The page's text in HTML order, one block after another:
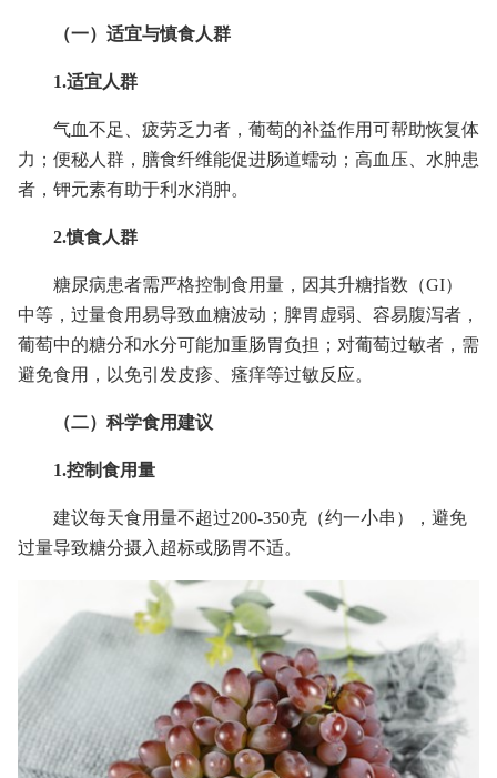
（一）适宜与慎食人群
1.适宜人群
气血不足、疲劳乏力者，葡萄的补益作用可帮助恢复体
力；便秘人群，膳食纤维能促进肠道蠕动；高血压、水肿患
者，钾元素有助于利水消肿。
2.慎食人群
糖尿病患者需严格控制食用量，因其升糖指数（GI）
中等，过量食用易导致血糖波动；脾胃虚弱、容易腹泻者，
葡萄中的糖分和水分可能加重肠胃负担；对葡萄过敏者，需
避免食用，以免引发皮疹、瘙痒等过敏反应。
（二）科学食用建议
1.控制食用量
建议每天食用量不超过200-350克（约一小串），避免
过量导致糖分摄入超标或肠胃不适。